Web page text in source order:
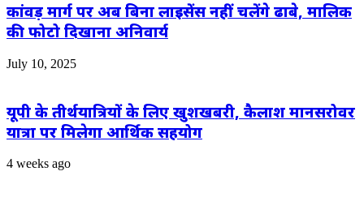
कांवड़ मार्ग पर अब बिना लाइसेंस नहीं चलेंगे ढाबे, मालिक
की फोटो दिखाना अनिवार्य
July 10, 2025
यूपी के तीर्थयात्रियों के लिए खुशखबरी, कैलाश मानसरोवर
यात्रा पर मिलेगा आर्थिक सहयोग
4 weeks ago